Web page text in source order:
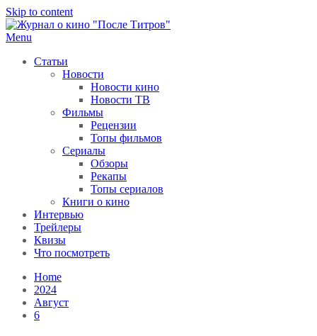
Skip to content
Menu
Статьи
Новости
Новости кино
Новости ТВ
Фильмы
Рецензии
Топы фильмов
Сериалы
Обзоры
Рекапы
Топы сериалов
Книги о кино
Интервью
Трейлеры
Квизы
Что посмотреть
Home
2024
Август
6